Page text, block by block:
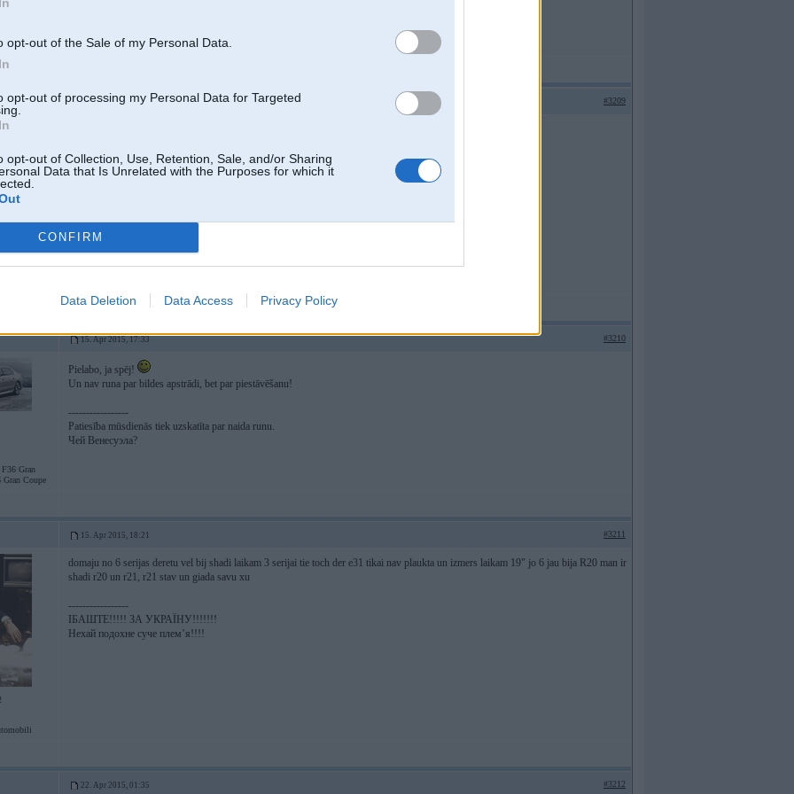
opt-out of the Sale of my Personal Data.
opt-out of processing my Personal Data for Targeted
opt-out of Collection, Use, Retention, Sale, and/or Sharing
Data that Is Unrelated with the Purposes for which it
CONFIRM
Data Deletion Data Access Privacy Policy
Gran Coupe
Чей Венесуэла?
15. Apr 2015, 16:44 #3209
15. Apr 2015, 17:33 #3210
Gran
Coupe
Pielabo, ja spēj!
Un nav runa par bildes apstrādi, bet par piestāvēšanu!
-----------------
Patiesība mūsdienās tiek uzskatīta par naida runu.
Чей Венесуэла?
15. Apr 2015, 18:21 #3211
domaju no 6 serijas deretu vel bij shadi laikam 3 serijai tie toch der e31 tikai nav plaukta un izmers laikam 19" jo 6 jau bija R20 man ir
shadi r20 un r21, r21 stav un giada savu xu
-----------------
ІБАШТЕ!!!!! ЗА УКРАЇНУ!!!!!!!
Нехай подохне суче плем’я!!!!
22. Apr 2015, 01:35 #3212